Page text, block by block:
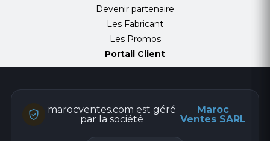
Devenir partenaire
Les Fabricant
Les Promos
Portail Client
marocventes.com est géré
par la société
Maroc
Ventes SARL